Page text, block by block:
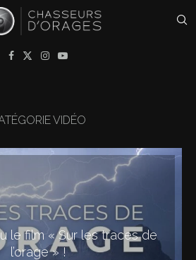
VIDÉO
le film « Sur les traces de
l’orage » !